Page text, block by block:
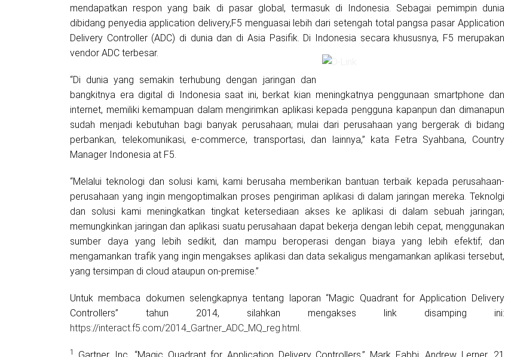
mendapatkan respon yang baik di pasar global, termasuk di Indonesia. Sebagai pemimpin dunia
dibidang penyedia application delivery,F5 menguasai lebih dari setengah total pangsa pasar Application
Delivery Controller (ADC) di dunia dan di Asia Pasifik. Di Indonesia secara khususnya, F5 merupakan
vendor ADC terbesar.
“Di dunia yang semakin terhubung dengan jaringan dan
bangkitnya era digital di Indonesia saat ini, berkat kian meningkatnya penggunaan smartphone dan
internet, memiliki kemampuan dalam mengirimkan aplikasi kepada pengguna kapanpun dan dimanapun
sudah menjadi kebutuhan bagi banyak perusahaan; mulai dari perusahaan yang bergerak di bidang
perbankan, telekomunikasi, e-commerce, transportasi, dan lainnya,” kata Fetra Syahbana, Country
Manager Indonesia at F5.
“Melalui teknologi dan solusi kami, kami berusaha memberikan bantuan terbaik kepada perusahaan-
perusahaan yang ingin mengoptimalkan proses pengiriman aplikasi di dalam jaringan mereka. Teknolgi
dan solusi kami meningkatkan tingkat ketersediaan akses ke aplikasi di dalam sebuah jaringan;
memungkinkan jaringan dan aplikasi suatu perusahaan dapat bekerja dengan lebih cepat, menggunakan
sumber daya yang lebih sedikit, dan mampu beroperasi dengan biaya yang lebih efektif; dan
mengamankan trafik yang ingin mengakses aplikasi dan data sekaligus mengamankan aplikasi tersebut,
yang tersimpan di cloud ataupun on-premise.”
Untuk membaca dokumen selengkapnya tentang laporan “Magic Quadrant for Application Delivery
Controllers” tahun 2014, silahkan mengakses link disamping ini:
https://interact.f5.com/2014_Gartner_ADC_MQ_reg.html .
1